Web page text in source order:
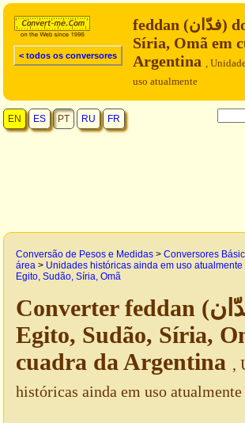
< todos os conversores
feddan (فدّان‎) do Egito, Sudão,
Síria, Omã em
Argentina ,
uso atualmente
EN ES PT RU FR
Conversão de Pesos e Medidas > Conversores
área > Unidades históricas ainda em uso atualmente
Egito, Sudão, Síria, Omã
Converter feddan (فدّان‎) do
Egito, Sudão, Síria,
cuadra da Argentina ,
históricas ainda em uso atualmente